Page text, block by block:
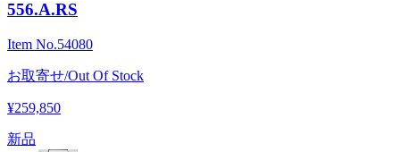
556.A.RS
Item No.54080
お取寄せ/Out Of Stock
¥259,850
新品